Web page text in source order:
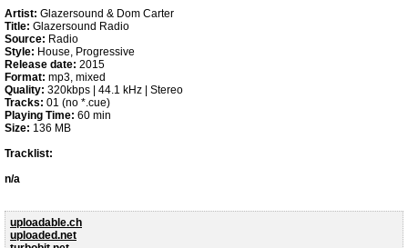
Artist: Glazersound & Dom Carter
Title: Glazersound Radio
Source: Radio
Style: House, Progressive
Release date: 2015
Format: mp3, mixed
Quality: 320kbps | 44.1 kHz | Stereo
Tracks: 01 (no *.cue)
Playing Time: 60 min
Size: 136 MB
Tracklist:
n/a
uploadable.ch
uploaded.net